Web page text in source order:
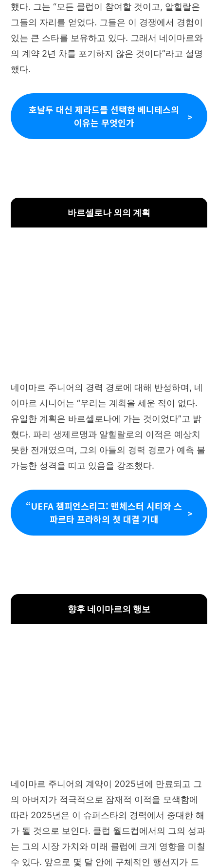
했다. 그는 “모든 클럽이 참여할 것이고, 알힐랄은
그들의 자리를 얻었다. 그들은 이 경쟁에서 경험이
있는 큰 스타를 보유하고 있다. 그래서 네이마르와
의 계약 2년 차를 포기하지 않은 것이다”라고 설명
했다.
호날두 대신 제라드를 선택한 베니테스의
이유는 무엇인가
바르셀로나 외의 계획
네이마르 주니어의 경력 경로에 대해 반성하며, 네
이마르 시니어는 “우리는 계획을 세운 적이 없다.
유일한 계획은 바르셀로나에 가는 것이었다”고 밝
혔다. 파리 생제르맹과 알힐랄로의 이적은 예상치
못한 전개였으며, 그의 아들의 경력 경로가 예측 불
가능한 성격을 띠고 있음을 강조했다.
“UEFA 챔피언스리그: 맨체스터 시티와 스
파르타 프라하의 첫 대결 기대
향후 네이마르의 행보
네이마르 주니어의 계약이 2025년에 만료되고 그
의 아버지가 적극적으로 잠재적 이적을 모색함에
따라 2025년은 이 슈퍼스타의 경력에서 중대한 해
가 될 것으로 보인다. 클럽 월드컵에서의 그의 성과
는 그의 시장 가치와 미래 클럽에 크게 영향을 미칠
수 있다. 앞으로 몇 달 안에 구체적인 행선지가 드